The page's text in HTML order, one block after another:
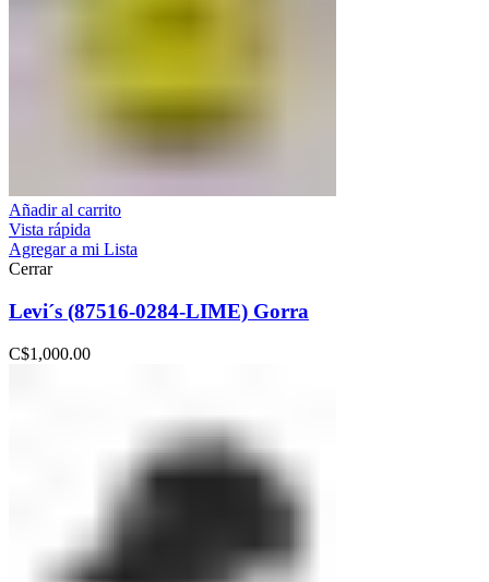
Añadir al carrito
Vista rápida
Agregar a mi Lista
Cerrar
Levi´s (87516-0284-LIME) Gorra
C$1,000.00